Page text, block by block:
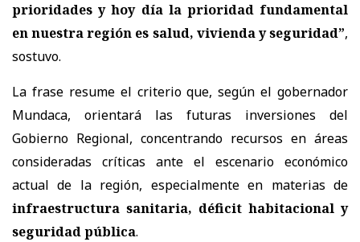
prioridades y hoy día la prioridad fundamental
en nuestra región es salud, vivienda y seguridad”,
sostuvo.
La frase resume el criterio que, según el gobernador
Mundaca, orientará las futuras inversiones del
Gobierno Regional, concentrando recursos en áreas
consideradas críticas ante el escenario económico
actual de la región, especialmente en materias de
infraestructura sanitaria, déficit habitacional y
seguridad pública.